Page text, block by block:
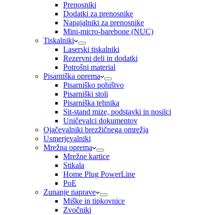
Prenosniki
Dodatki za prenosnike
Napajalniki za prenosnike
Mini-micro-barebone (NUC)
Tiskalniki
Laserski tiskalniki
Rezervni deli in dodatki
Potrošni material
Pisarniška oprema
Pisarniško pohištvo
Pisarniški stoli
Pisarniška tehnika
Sit-stand mize, podstavki in nosilci
Uničevalci dokumentov
Ojačevalniki brezžičnega omrežja
Usmerjevalniki
Mrežna oprema
Mrežne kartice
Stikala
Home Plug PowerLine
PoE
Zunanje naprave
Miške in tipkovnice
Zvočniki